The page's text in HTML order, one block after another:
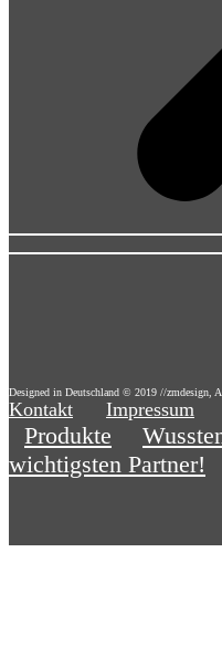
Designed in Deutschland © 2019 //zmdesign,
Kontakt Impressum
Produkte
wichtigsten Partner!